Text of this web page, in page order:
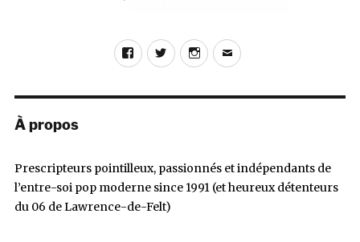
FacebookTwitterInstagram
E-
À propos
Prescripteurs pointilleux, passionnés et indépendants de
l’entre-soi pop moderne since 1991 (et heureux détenteurs
du 06 de Lawrence-de-Felt)